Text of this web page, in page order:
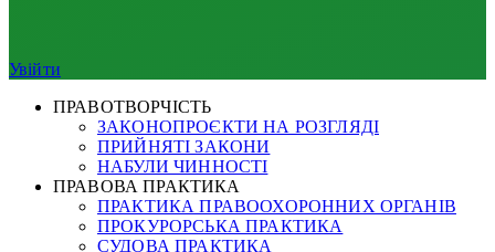
Увійти
ПРАВОТВОРЧІСТЬ
ЗАКОНОПРОЄКТИ НА РОЗГЛЯДІ
ПРИЙНЯТІ ЗАКОНИ
НАБУЛИ ЧИННОСТІ
ПРАВОВА ПРАКТИКА
ПРАКТИКА ПРАВООХОРОННИХ ОРГАНІВ
ПРОКУРОРСЬКА ПРАКТИКА
СУДОВА ПРАКТИКА